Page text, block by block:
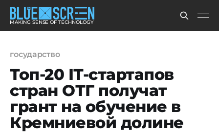
MAKING SENSE OF TECHNOLOGY
государство
Топ-20 ІТ-стартапов
стран ОТГ получат
грант на обучение в
Кремниевой долине